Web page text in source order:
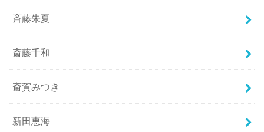
斉藤朱夏
斎藤千和
斎賀みつき
新田恵海